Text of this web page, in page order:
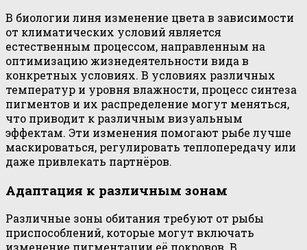
В биологии линя изменение цвета в зависимости
от климатических условий является
естественным процессом, направленным на
оптимизацию жизнедеятельности вида в
конкретных условиях. В условиях различных
температур и уровня влажности, процесс синтеза
пигментов и их распределение могут меняться,
что приводит к различным визуальным
эффектам. Эти изменения помогают рыбе лучше
маскироваться, регулировать теплопередачу или
даже привлекать партнёров.
Адаптация к различным зонам
Различные зоны обитания требуют от рыбы
приспособлений, которые могут включать